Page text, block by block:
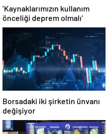
‘Kaynaklarımızın kullanım
önceliği deprem olmalı’
Borsadaki iki şirketin ünvanı
değişiyor